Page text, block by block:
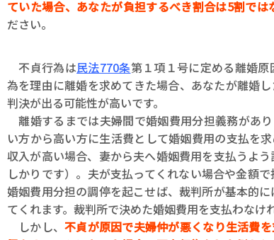
ていた場合、あなたが負担するべき割合は5割では
ださい。
不貞行為は民法770条第１項１号に定める離婚
為を理由に離婚を求めてきた場合、あなたが離婚
判決が出る可能性が高いです。
離婚するまでは夫婦間で婚姻費用分担義務があ
い方から高い方に生活費として婚姻費用の支払を
収入が高い場合、妻から夫へ婚姻費用を支払うよ
しかりです）。夫が支払ってくれない場合や金額
婚姻費用分担の調停を起こせば、裁判所が基本的
てくれます。裁判所で決めた婚姻費用を支払わなけ
しかし、 不貞が原因で夫婦仲が悪くなり生活費